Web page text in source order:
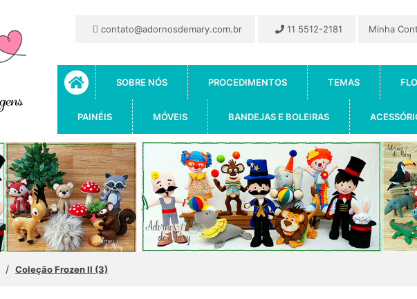
contato@adornosdemary.com.br 11 5512-2181 Minha
SOBRE NÓS PROCEDIMENTOS TEMAS
PAINÉIS MÓVEIS BANDEJAS E BOLEIRAS
/ Coleção Frozen II (3)